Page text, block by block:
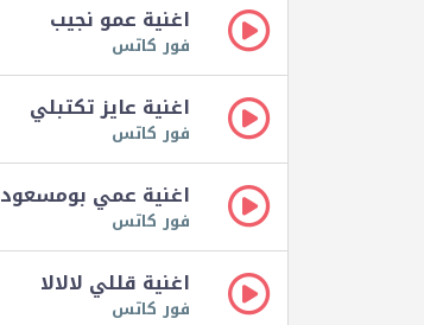
اغنية عمو نجيب
فور كاتس
اغنية عايز تكتبلي
فور كاتس
اغنية عمي بومسعود
فور كاتس
اغنية قللي لالالا
فور كاتس